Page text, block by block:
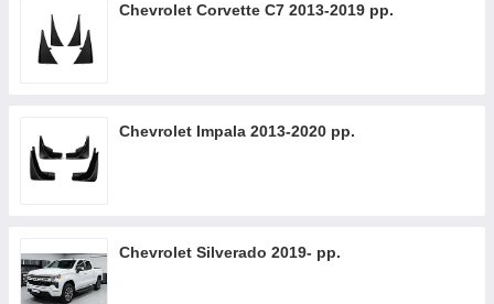
Chevrolet Corvette C7 2013-2019 рр.
Chevrolet Impala 2013-2020 рр.
Chevrolet Silverado 2019- рр.